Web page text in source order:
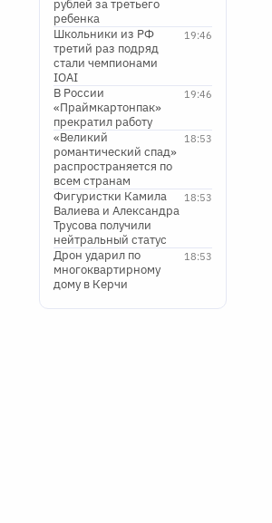
рублей за третьего
ребенка
19:46
Школьники из РФ
третий раз подряд
стали чемпионами
IOAI
19:46
В России
«Праймкартонпак»
прекратил работу
18:53
«Великий
романтический спад»
распространяется по
всем странам
18:53
Фигуристки Камила
Валиева и Александра
Трусова получили
нейтральный статус
18:53
Дрон ударил по
многоквартирному
дому в Керчи